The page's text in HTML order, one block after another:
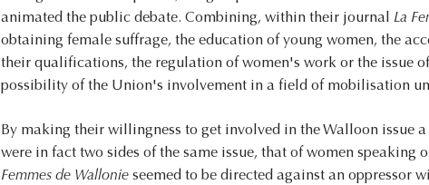
animated the public debate. Combining, within their journal La
obtaining female suffrage, the education of young women, the
their qualifications, the regulation of women's work or the issue
possibility of the Union's involvement in a field of mobilisation
By making their willingness to get involved in the Walloon issue
were in fact two sides of the same issue, that of women speaking
Femmes de Wallonieseemed to be directed against an oppressor